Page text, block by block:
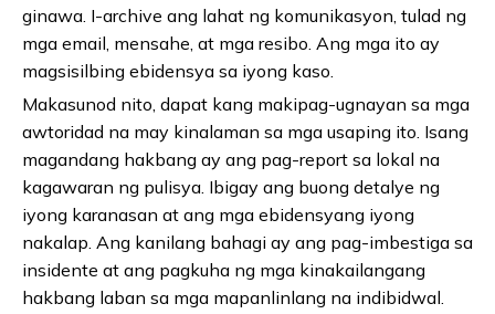
ginawa. I-archive ang lahat ng komunikasyon, tulad ng
mga email, mensahe, at mga resibo. Ang mga ito ay
magsisilbing ebidensya sa iyong kaso.
Makasunod nito, dapat kang makipag-ugnayan sa mga
awtoridad na may kinalaman sa mga usaping ito. Isang
magandang hakbang ay ang pag-report sa lokal na
kagawaran ng pulisya. Ibigay ang buong detalye ng
iyong karanasan at ang mga ebidensyang iyong
nakalap. Ang kanilang bahagi ay ang pag-imbestiga sa
insidente at ang pagkuha ng mga kinakailangang
hakbang laban sa mga mapanlinlang na indibidwal.